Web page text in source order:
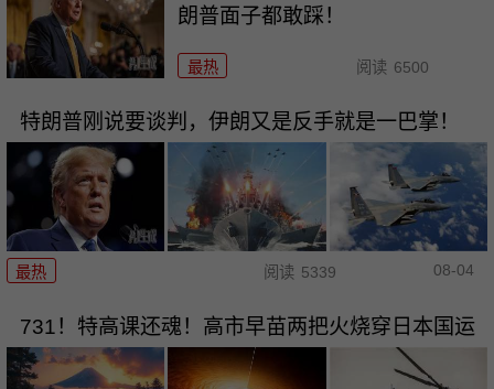
朗普面子都敢踩！
最热 阅读 6500
特朗普刚说要谈判，伊朗又是反手就是一巴掌！
最热 阅读 5339 08-04
731！特高课还魂！高市早苗两把火烧穿日本国运